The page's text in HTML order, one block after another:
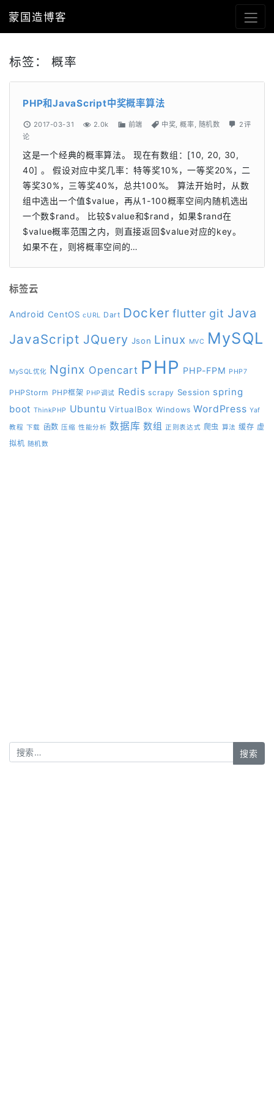
蒙国造博客
标签： 概率
PHP和JavaScript中奖概率算法
2017-03-31 2.0k 前端 中奖 ,概率 随机数
2评
论
这是一个经典的概率算法。 现在有数组：[10, 20, 30,
40] 。 假设对应中奖几率：特等奖10%，一等奖20%，二
等奖30%，三等奖40%，总共100%。 算法开始时，从数
组中选出一个值$value，再从1-100概率空间内随机选出
一个数$rand。 比较$value和$rand，如果$rand在
$value概率范围之内，则直接返回$value对应的key。
如果不在，则将概率空间的…
标签云
Android CentOS cURL Dart Docker flutter git Java
JavaScript JQuery Json Linux MVC MySQL
MySQL优化 Nginx Opencart PHP PHP-FPM PHP7
PHPStorm PHP框架 PHP调试 Redis scrapy Session spring
boot ThinkPHP Ubuntu VirtualBox Windows WordPress Yaf
教程 下载 函数 压缩 性能分析 数据库 数组 正则表达式 爬虫 算法 缓存 虚
拟机 随机数